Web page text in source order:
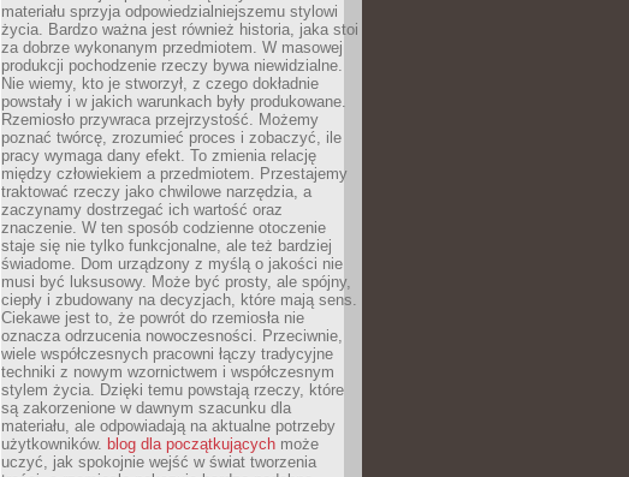
materiału sprzyja odpowiedzialniejszemu stylowi
życia. Bardzo ważna jest również historia, jaka stoi
za dobrze wykonanym przedmiotem. W masowej
produkcji pochodzenie rzeczy bywa niewidzialne.
Nie wiemy, kto je stworzył, z czego dokładnie
powstały i w jakich warunkach były produkowane.
Rzemiosło przywraca przejrzystość. Możemy
poznać twórcę, zrozumieć proces i zobaczyć, ile
pracy wymaga dany efekt. To zmienia relację
między człowiekiem a przedmiotem. Przestajemy
traktować rzeczy jako chwilowe narzędzia, a
zaczynamy dostrzegać ich wartość oraz
znaczenie. W ten sposób codzienne otoczenie
staje się nie tylko funkcjonalne, ale też bardziej
świadome. Dom urządzony z myślą o jakości nie
musi być luksusowy. Może być prosty, ale spójny,
ciepły i zbudowany na decyzjach, które mają sens.
Ciekawe jest to, że powrót do rzemiosła nie
oznacza odrzucenia nowoczesności. Przeciwnie,
wiele współczesnych pracowni łączy tradycyjne
techniki z nowym wzornictwem i współczesnym
stylem życia. Dzięki temu powstają rzeczy, które
są zakorzenione w dawnym szacunku dla
materiału, ale odpowiadają na aktualne potrzeby
użytkowników. blog dla początkujących może
uczyć, jak spokojnie wejść w świat tworzenia